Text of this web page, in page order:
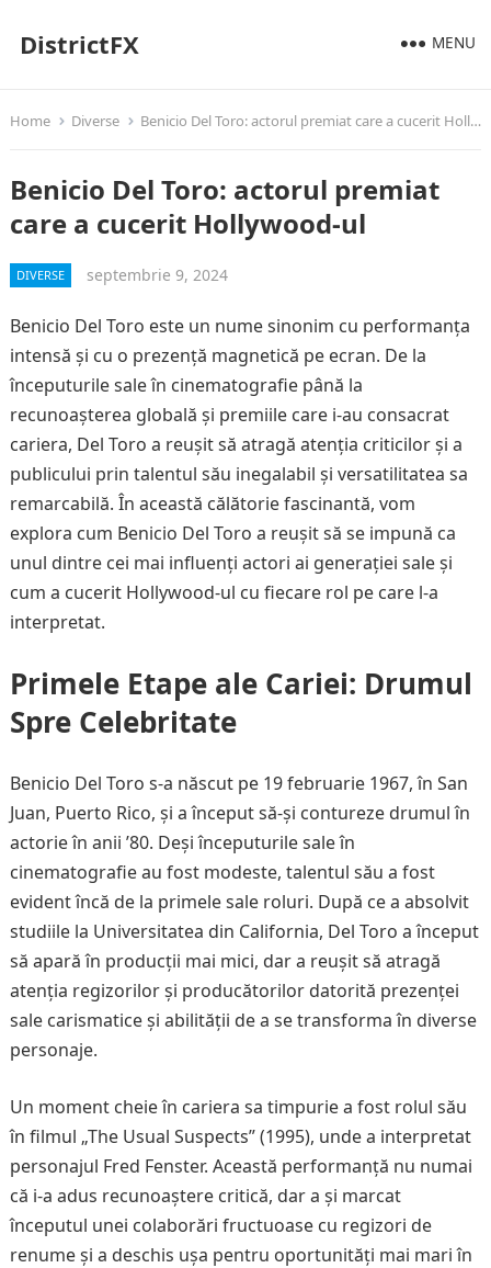
DistrictFX MENU
Home Diverse Benicio Del Toro: actorul premiat care a cucerit Hollywood-ul
Benicio Del Toro: actorul premiat
care a cucerit Hollywood-ul
DIVERSE septembrie 9, 2024
Benicio Del Toro este un nume sinonim cu performanța
intensă și cu o prezență magnetică pe ecran. De la
începuturile sale în cinematografie până la
recunoașterea globală și premiile care i-au consacrat
cariera, Del Toro a reușit să atragă atenția criticilor și a
publicului prin talentul său inegalabil și versatilitatea sa
remarcabilă. În această călătorie fascinantă, vom
explora cum Benicio Del Toro a reușit să se impună ca
unul dintre cei mai influenți actori ai generației sale și
cum a cucerit Hollywood-ul cu fiecare rol pe care l-a
interpretat.
Primele Etape ale Cariei: Drumul
Spre Celebritate
Benicio Del Toro s-a născut pe 19 februarie 1967, în San
Juan, Puerto Rico, și a început să-și contureze drumul în
actorie în anii ’80. Deși începuturile sale în
cinematografie au fost modeste, talentul său a fost
evident încă de la primele sale roluri. După ce a absolvit
studiile la Universitatea din California, Del Toro a început
să apară în producții mai mici, dar a reușit să atragă
atenția regizorilor și producătorilor datorită prezenței
sale carismatice și abilității de a se transforma în diverse
personaje.
Un moment cheie în cariera sa timpurie a fost rolul său
în filmul „The Usual Suspects” (1995), unde a interpretat
personajul Fred Fenster. Această performanță nu numai
că i-a adus recunoaștere critică, dar a și marcat
începutul unei colaborări fructuoase cu regizori de
renume și a deschis ușa pentru oportunități mai mari în